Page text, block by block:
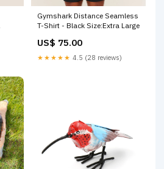
Gymshark Distance Seamless
T-Shirt - Black Size:Extra Large
US$ 75.00
★★★★★ 4.5 (28 reviews)